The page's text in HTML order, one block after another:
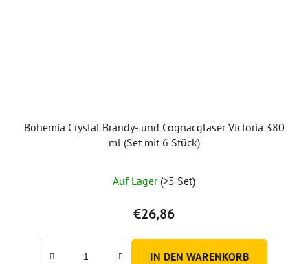
Bohemia Crystal Brandy- und Cognacgläser Victoria 380
ml (Set mit 6 Stück)
Auf Lager (>5 Set)
€26,86
IN DEN WARENKORB